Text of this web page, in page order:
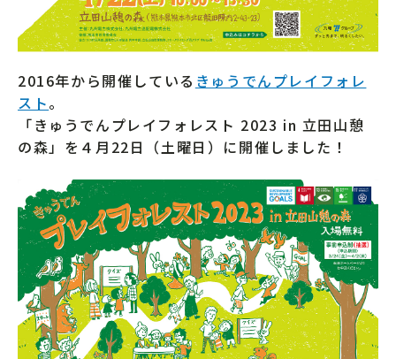
2016年から開催している きゅうでんプレイフォレ
スト。
「きゅうでんプレイフォレスト 2023 in 立田山憩
の森」を４月22日（土曜日）に開催しました！